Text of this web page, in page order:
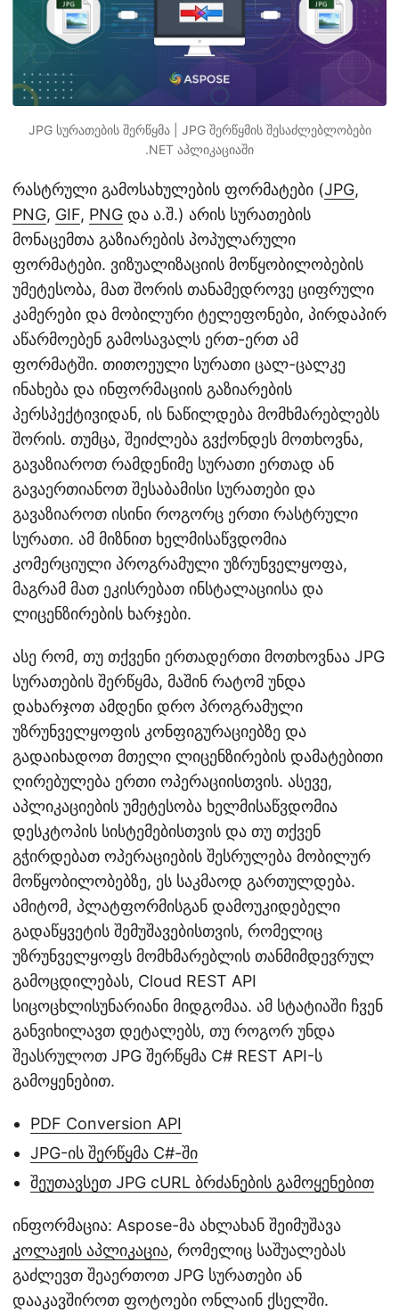
JPG სურათების შერწყმა | JPG შერწყმის შესაძლებლობები
.NET აპლიკაციაში
რასტრული გამოსახულების ფორმატები (JPG,
PNG, GIF, PNG და ა.შ.) არის სურათების
მონაცემთა გაზიარების პოპულარული
ფორმატები. ვიზუალიზაციის მოწყობილობების
უმეტესობა, მათ შორის თანამედროვე ციფრული
კამერები და მობილური ტელეფონები, პირდაპირ
აწარმოებენ გამოსავალს ერთ-ერთ ამ
ფორმატში. თითოეული სურათი ცალ-ცალკე
ინახება და ინფორმაციის გაზიარების
პერსპექტივიდან, ის ნაწილდება მომხმარებლებს
შორის. თუმცა, შეიძლება გვქონდეს მოთხოვნა,
გავაზიაროთ რამდენიმე სურათი ერთად ან
გავაერთიანოთ შესაბამისი სურათები და
გავაზიაროთ ისინი როგორც ერთი რასტრული
სურათი. ამ მიზნით ხელმისაწვდომია
კომერციული პროგრამული უზრუნველყოფა,
მაგრამ მათ ეკისრებათ ინსტალაციისა და
ლიცენზირების ხარჯები.
ასე რომ, თუ თქვენი ერთადერთი მოთხოვნაა JPG
სურათების შერწყმა, მაშინ რატომ უნდა
დახარჯოთ ამდენი დრო პროგრამული
უზრუნველყოფის კონფიგურაციებზე და
გადაიხადოთ მთელი ლიცენზირების დამატებითი
ღირებულება ერთი ოპერაციისთვის. ასევე,
აპლიკაციების უმეტესობა ხელმისაწვდომია
დესკტოპის სისტემებისთვის და თუ თქვენ
გჭირდებათ ოპერაციების შესრულება მობილურ
მოწყობილობებზე, ეს საკმაოდ გართულდება.
ამიტომ, პლატფორმისგან დამოუკიდებელი
გადაწყვეტის შემუშავებისთვის, რომელიც
უზრუნველყოფს მომხმარებლის თანმიმდევრულ
გამოცდილებას, Cloud REST API
სიცოცხლისუნარიანი მიდგომაა. ამ სტატიაში ჩვენ
განვიხილავთ დეტალებს, თუ როგორ უნდა
შეასრულოთ JPG შერწყმა C# REST API-ს
გამოყენებით.
PDF Conversion API
JPG-ის შერწყმა C#-ში
შეუთავსეთ JPG cURL ბრძანების გამოყენებით
ინფორმაცია: Aspose-მა ახლახან შეიმუშავა
კოლაჟის აპლიკაცია, რომელიც საშუალებას
გაძლევთ შეაერთოთ JPG სურათები ან
დააკავშიროთ ფოტოები ონლაინ ქსელში.